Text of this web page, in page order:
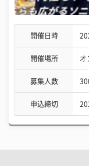
開催日時
開催場所 オ
募集人数
申込締切